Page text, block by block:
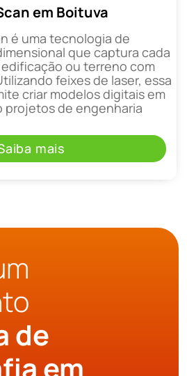
em Boituva
é uma tecnologia de
que captura cada
ou terreno com
feixes de laser, essa
criar modelos digitais em
projetos de engenharia
mais
de
em